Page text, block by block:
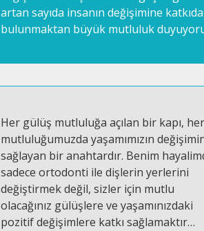
artan sayıda insanın değişimine katkıda
bulunmaktan büyük mutluluk
Her gülüş mutluluğa açılan bir kapı, her
mutluluğumuzda yaşamımızın
sağlayan bir anahtardır. Benim
sadece ortodonti ile dişlerin yerlerini
değiştirmek değil, sizler için mutlu
olacağınız gülüşlere ve yaşamınızdaki
pozitif değişimlere katkı sağlamaktır…